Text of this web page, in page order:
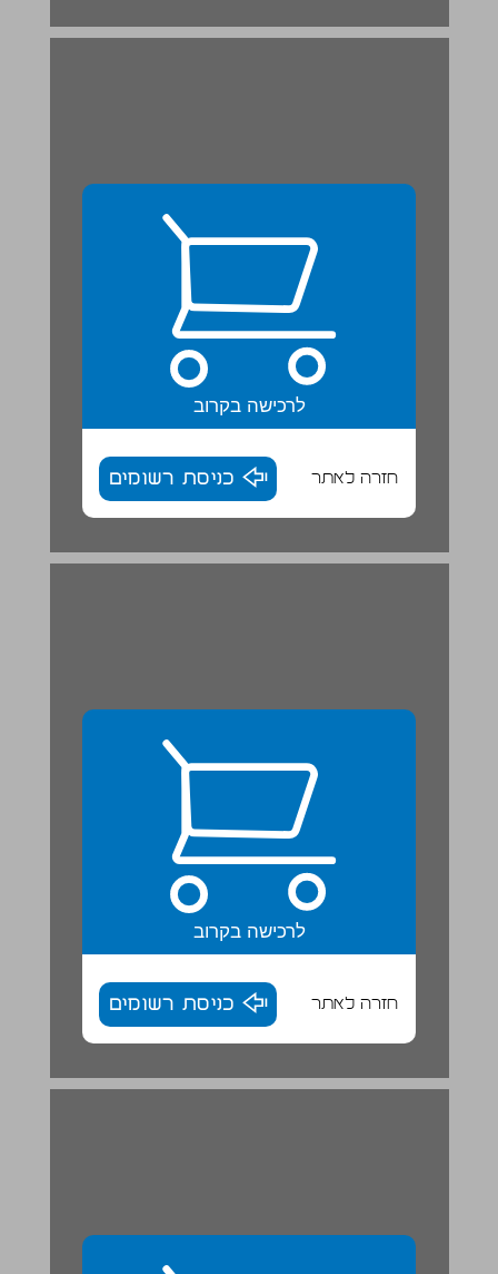
לרכישה בקרוב
חזרה לאתר כניסת רשומים
פרק 2 | מקימים את מדינת ישראל ... 29
לרכישה בקרוב
חזרה לאתר כניסת רשומים